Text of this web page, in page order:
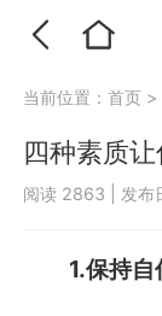
当前位置：首页 >
四种素质
阅读 2863 发布
1.保持自